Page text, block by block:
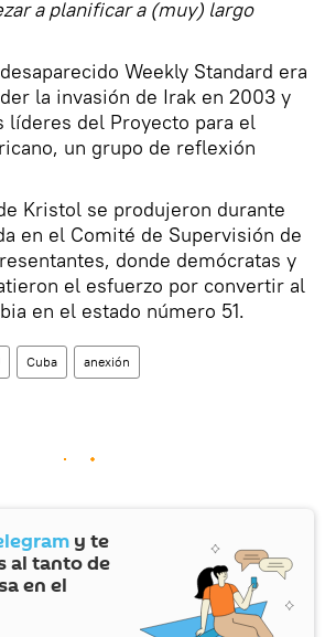
a planificar a (muy) largo
Weekly Standard era
la invasión de Irak en 2003 y
líderes del Proyecto para el
un grupo de reflexión
Kristol se produjeron durante
en el Comité de Supervisión de
donde demócratas y
el esfuerzo por convertir al
en el estado número 51.
Cuba anexión
y te
al tanto de
en el